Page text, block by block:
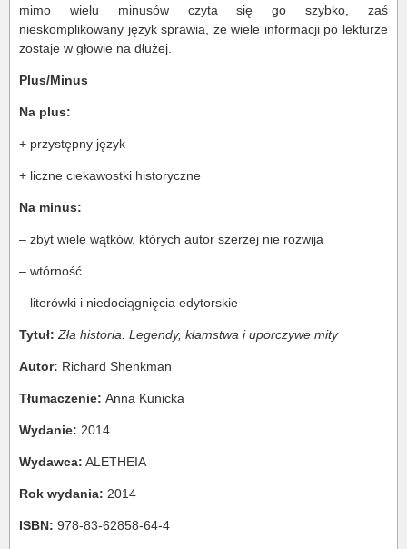
mimo wielu minusów czyta się go szybko, zaś
nieskomplikowany język sprawia, że wiele informacji po lekturze
zostaje w głowie na dłużej.
Plus/Minus
Na plus:
+ przystępny język
+ liczne ciekawostki historyczne
Na minus:
– zbyt wiele wątków, których autor szerzej nie rozwija
– wtórność
– literówki i niedociągnięcia edytorskie
Tytuł: Zła historia. Legendy, kłamstwa i uporczywe mity
Autor: Richard Shenkman
Tłumaczenie: Anna Kunicka
Wydanie: 2014
Wydawca: ALETHEIA
Rok wydania: 2014
ISBN: 978-83-62858-64-4